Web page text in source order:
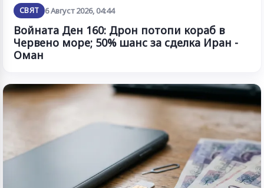
СВЯТ 6 Август 2026, 04:44
Войната Ден 160: Дрон потопи кораб в
Червено море; 50% шанс за сделка Иран -
Оман